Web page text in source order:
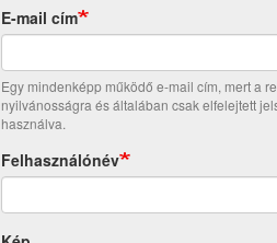
E-mail cím
Egy mindenképp működő e-mail cím, mert a
nyilvánosságra és általában csak elfelejtett
használva.
Felhasználónév